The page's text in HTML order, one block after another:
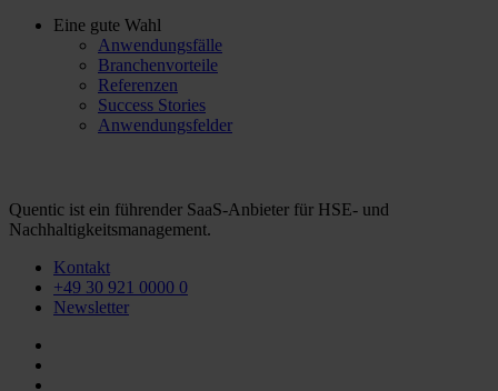
Eine gute Wahl
Anwendungsfälle
Branchenvorteile
Referenzen
Success Stories
Anwendungsfelder
Quentic ist ein führender SaaS-Anbieter für HSE- und
Nachhaltigkeitsmanagement.
Kontakt
+49 30 921 0000 0
Newsletter